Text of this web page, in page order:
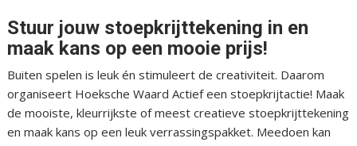
Stuur jouw stoepkrijttekening in en
maak kans op een mooie prijs!
Buiten spelen is leuk én stimuleert de creativiteit. Daarom
organiseert Hoeksche Waard Actief een stoepkrijtactie! Maak
de mooiste, kleurrijkste of meest creatieve stoepkrijttekening
en maak kans op een leuk verrassingspakket. Meedoen kan